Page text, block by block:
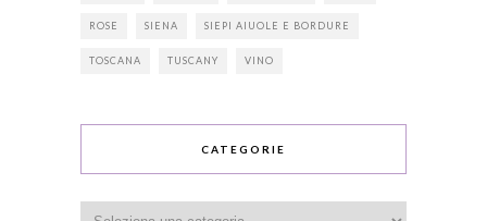
ROSE SIENA SIEPI AIUOLE E BORDURE
TOSCANA TUSCANY VINO
CATEGORIE